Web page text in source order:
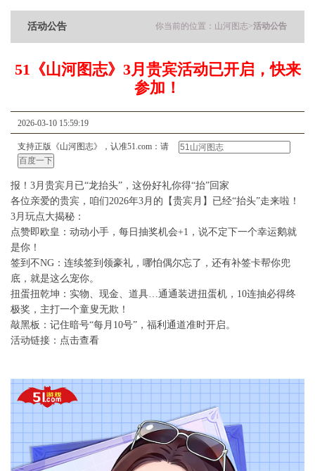
你当前的位置： 山河图志>活动公告
活动公告
51《山河图志》3月贵宾活动已开启，快来
参加！
2026-03-10 15:59:19
支持正版《山河图志》，认准51.com：请
报！3月贵宾月已“龙抬头”，这份好礼你得“抬”回家
各位亲爱的贵宾，咱们2026年3月的【贵宾月】已经“抬头”走来啦！
3月玩点大揭秘：
点赞即欧皇：动动小手，每日抽奖机会+1，说不定下一个幸运鹅就
是你！
签到不NG：连续签到领豪礼，哪怕偶尔忘了，还有补签卡帮你兜
底，就是这么宠你。
扭蛋扭乾坤：实物、现金、道具…通通装进扭蛋机，10连抽必得终
极奖，主打一个童叟无欺！
敲黑板：记住暗号“每月10号”，福利通道准时开启。
活动链接： 点击查看